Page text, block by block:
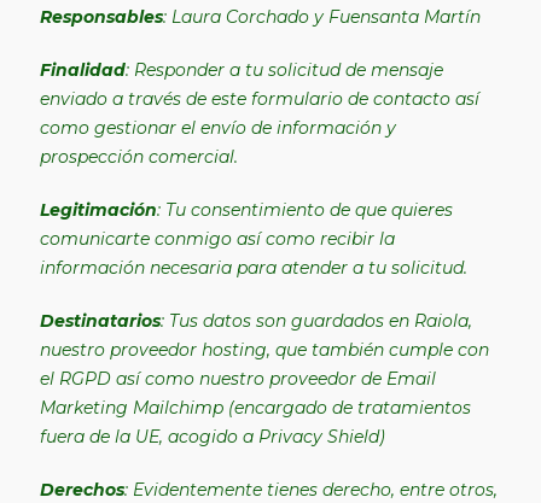
Responsables: Laura Corchado y Fuensanta Martín
Finalidad: Responder a tu solicitud de mensaje
enviado a través de este formulario de contacto así
como gestionar el envío de información y
prospección comercial.
Legitimación: Tu consentimiento de que quieres
comunicarte conmigo así como recibir la
información necesaria para atender a tu solicitud.
Destinatarios: Tus datos son guardados en Raiola,
nuestro proveedor hosting, que también cumple con
el RGPD así como nuestro proveedor de Email
Marketing Mailchimp (encargado de tratamientos
fuera de la UE, acogido a Privacy Shield)
Derechos: Evidentemente tienes derecho, entre otros,